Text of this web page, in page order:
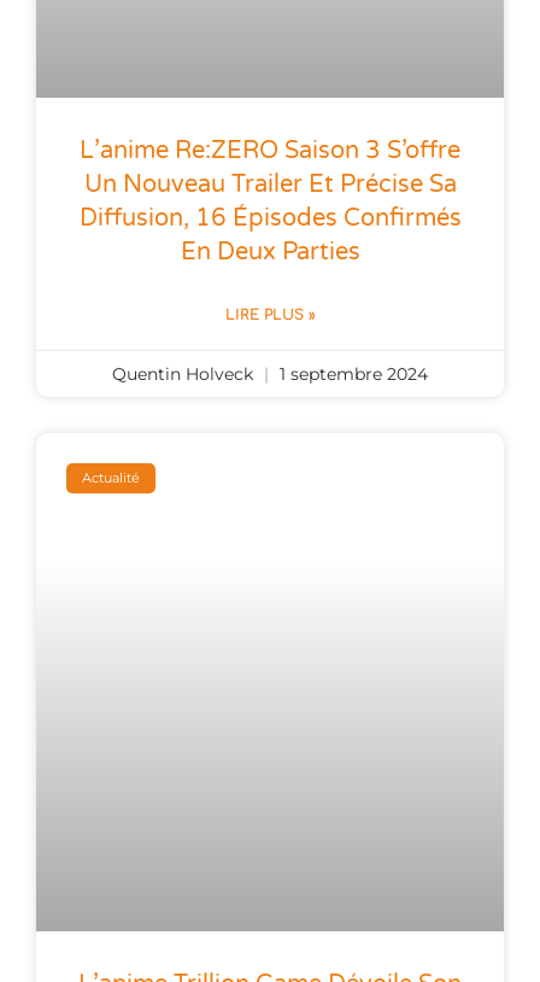
L’anime Re:ZERO Saison 3 S’offre
Un Nouveau Trailer Et Précise Sa
Diffusion, 16 Épisodes Confirmés
En Deux Parties
LIRE PLUS »
Quentin Holveck 1 septembre 2024
Actualité